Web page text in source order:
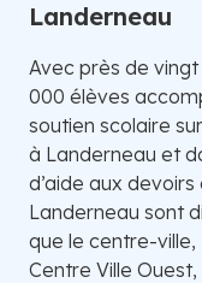
Landerneau
Avec près de vingt
000 élèves
soutien scolaire
à Landerneau et
d’aide aux
Landerneau sont
que le centre-
Centre Ville